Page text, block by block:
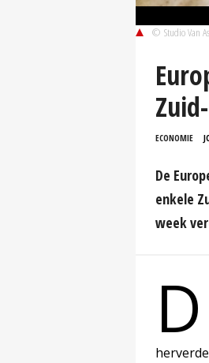
© Studio Van
ECONOMIE
De
enkele
week
D